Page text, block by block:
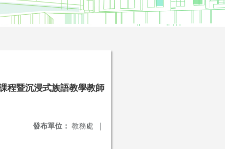
程暨沉浸式族語教學教師
發布單位： 教務處 |